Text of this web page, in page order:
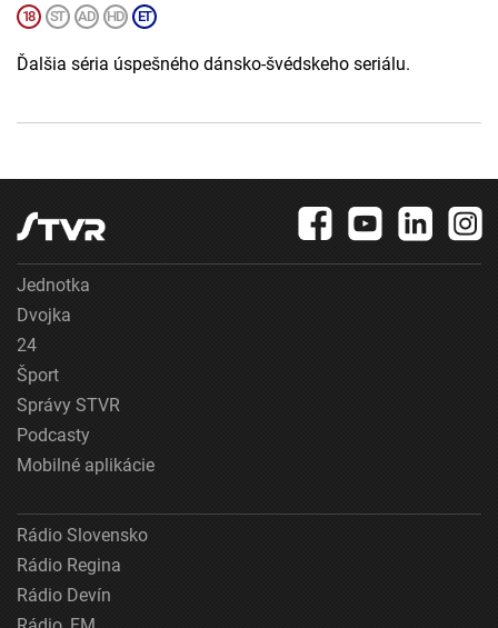
Ďalšia séria úspešného dánsko-švédskeho seriálu.
Jednotka
Dvojka
24
Šport
Správy STVR
Podcasty
Mobilné aplikácie
Rádio Slovensko
Rádio Regina
Rádio Devín